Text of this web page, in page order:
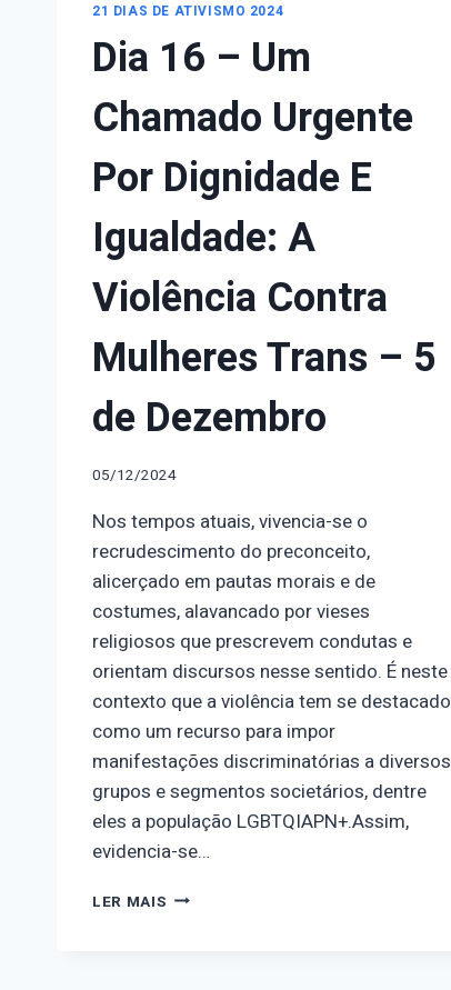
DEZEMBRO
21 DIAS DE ATIVISMO 2024
Dia 16 – Um
Chamado Urgente
Por Dignidade E
Igualdade: A
Violência Contra
Mulheres Trans – 5
de Dezembro
05/12/2024
Nos tempos atuais, vivencia-se o
recrudescimento do preconceito,
alicerçado em pautas morais e de
costumes, alavancado por vieses
religiosos que prescrevem condutas e
orientam discursos nesse sentido. É neste
contexto que a violência tem se destacado
como um recurso para impor
manifestações discriminatórias a diversos
grupos e segmentos societários, dentre
eles a população LGBTQIAPN+.Assim,
evidencia-se…
LER MAIS DIA